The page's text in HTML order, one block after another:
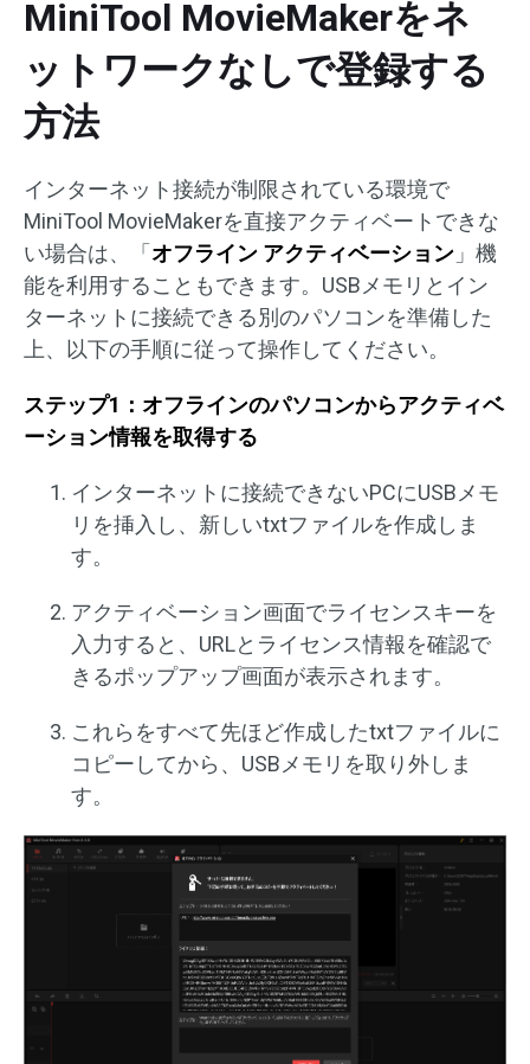
MiniTool MovieMakerをネ
ットワークなしで登録する
方法
インターネット接続が制限されている環境で
MiniTool MovieMakerを直接アクティベートできな
い場合は、「 オフライン アクティベーション 」機
能を利用することもできます。USBメモリとイン
ターネットに接続できる別のパソコンを準備した
上、以下の手順に従って操作してください。
ステップ1：オフラインのパソコンからアクティベ
ーション情報を取得する
インターネットに接続できないPCにUSBメモ
リを挿入し、新しいtxtファイルを作成しま
す。
アクティベーション画面でライセンスキーを
入力すると、URLとライセンス情報を確認で
きるポップアップ画面が表示されます。
これらをすべて先ほど作成したtxtファイルに
コピーしてから、USBメモリを取り外しま
す。